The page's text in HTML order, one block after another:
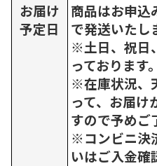
お届け
予定日
商品はお申込
で発送いたし
※土日、祝日
っております。
※在庫状況、
って、お届け
すので予めご
※コンビニ決
いはご入金確